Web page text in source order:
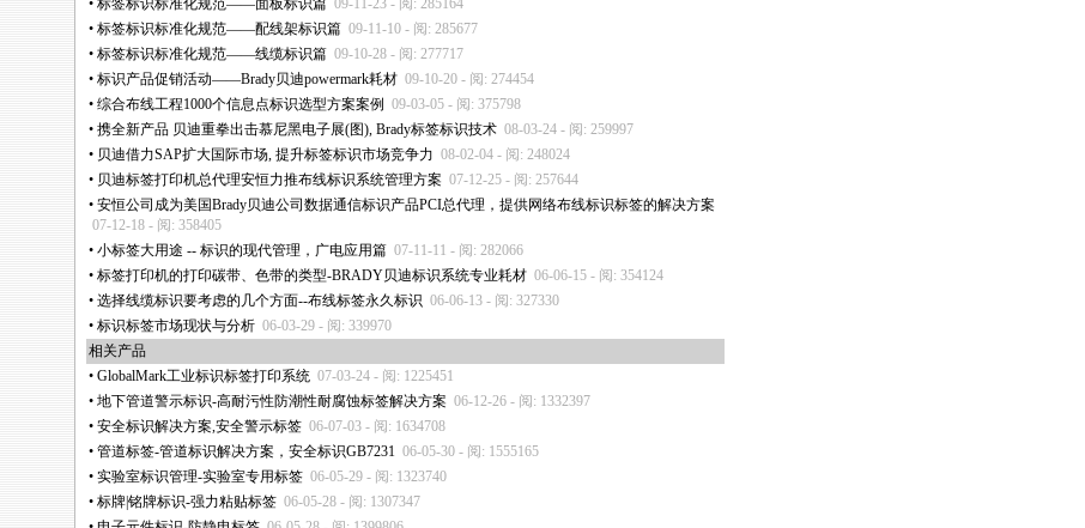
• 标签标识标准化规范——面板标识篇 09-11-23 - 阅: 285164
• 标签标识标准化规范——配线架标识篇 09-11-10 - 阅: 285677
• 标签标识标准化规范——线缆标识篇 09-10-28 - 阅: 277717
• 标识产品促销活动——Brady贝迪powermark耗材 09-10-20 - 阅: 274454
• 综合布线工程1000个信息点标识选型方案案例 09-03-05 - 阅: 375798
• 携全新产品 贝迪重拳出击慕尼黑电子展(图), Brady标签标识技术 08-03-24 - 阅: 259997
• 贝迪借力SAP扩大国际市场, 提升标签标识市场竞争力 08-02-04 - 阅: 248024
• 贝迪标签打印机总代理安恒力推布线标识系统管理方案 07-12-25 - 阅: 257644
• 安恒公司成为美国Brady贝迪公司数据通信标识产品PCI总代理，提供网络布线标识标签的解决方案
07-12-18 - 阅: 358405
• 小标签大用途 -- 标识的现代管理，广电应用篇 07-11-11 - 阅: 282066
• 标签打印机的打印碳带、色带的类型-BRADY贝迪标识系统专业耗材 06-06-15 - 阅: 354124
• 选择线缆标识要考虑的几个方面--布线标签永久标识 06-06-13 - 阅: 327330
• 标识标签市场现状与分析 06-03-29 - 阅: 339970
相关产品
• GlobalMark工业标识标签打印系统 07-03-24 - 阅: 1225451
• 地下管道警示标识-高耐污性防潮性耐腐蚀标签解决方案 06-12-26 - 阅: 1332397
• 安全标识解决方案,安全警示标签 06-07-03 - 阅: 1634708
• 管道标签-管道标识解决方案，安全标识GB7231 06-05-30 - 阅: 1555165
• 实验室标识管理-实验室专用标签 06-05-29 - 阅: 1323740
• 标牌|铭牌标识-强力粘贴标签 06-05-28 - 阅: 1307347